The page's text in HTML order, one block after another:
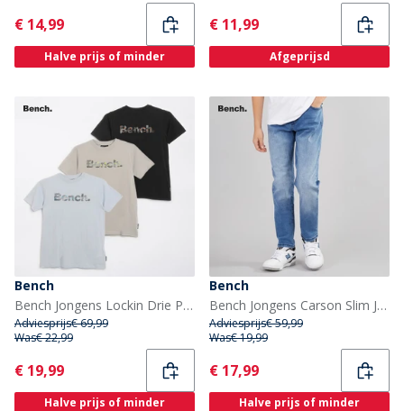
Current
€ 14,99
Halve prijs of minder
Current
€ 11,99
Afgeprijsd
Bench
Bench Jongens Lockin Drie Pak T-shirts Frost Grey/Zwart/Blue Aura
Adviesprijs€ 69,99
Was€ 22,99
Current
€ 19,99
Halve prijs of minder
Bench
Bench Jongens Carson Slim Jeans Lichtblauw
Adviesprijs€ 59,99
Was€ 19,99
Current
€ 17,99
Halve prijs of minder